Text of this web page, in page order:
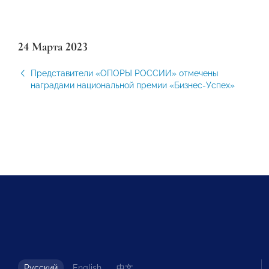
24 Марта 2023
Представители «ОПОРЫ РОССИИ» отмечены
наградами национальной премии «Бизнес-Успех»